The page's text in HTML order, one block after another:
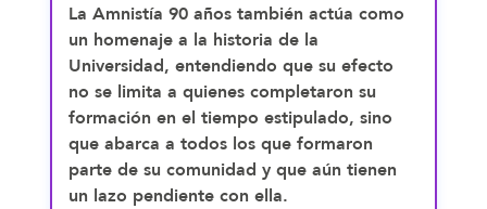
La Amnistía 90 años también actúa como
un homenaje a la historia de la
Universidad, entendiendo que su efecto
no se limita a quienes completaron su
formación en el tiempo estipulado, sino
que abarca a todos los que formaron
parte de su comunidad y que aún tienen
un lazo pendiente con ella.